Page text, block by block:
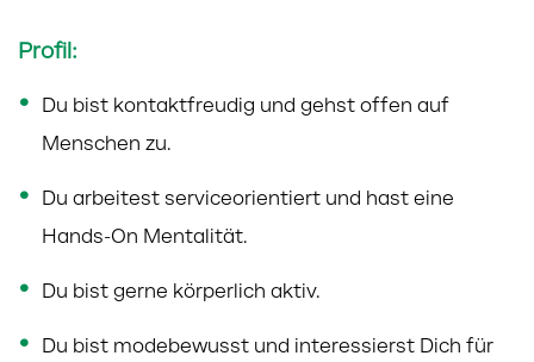
Profil:
Du bist kontaktfreudig und gehst offen auf
Menschen zu.
Du arbeitest serviceorientiert und hast eine
Hands-On Mentalität.
Du bist gerne körperlich aktiv.
Du bist modebewusst und interessierst Dich für